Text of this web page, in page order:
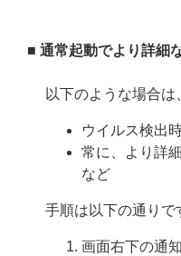
■ 通常起動でより詳細
以下のような場合
ウイルス検出
常に、より詳
など
手順は以下の通りで
画面右下の通